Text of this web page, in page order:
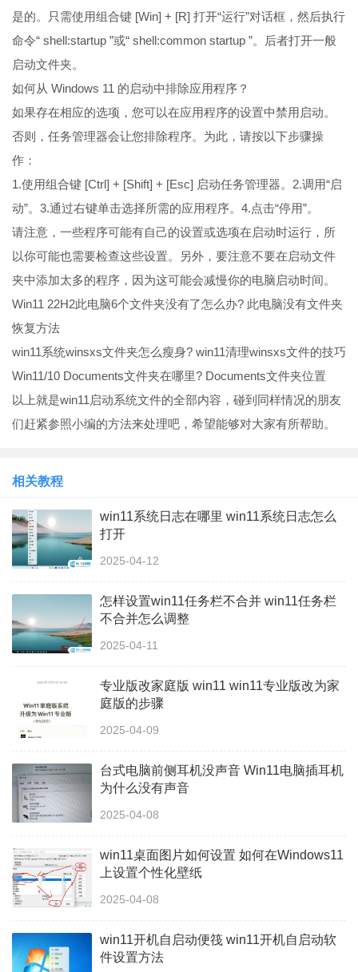
是的。只需使用组合键 [Win] + [R] 打开“运行”对话框，然后执行
命令“ shell:startup ”或“ shell:common startup ”。后者打开一般
启动文件夹。
如何从 Windows 11 的启动中排除应用程序？
如果存在相应的选项，您可以在应用程序的设置中禁用启动。
否则，任务管理器会让您排除程序。为此，请按以下步骤操
作：
1.使用组合键 [Ctrl] + [Shift] + [Esc] 启动任务管理器。2.调用“启
动”。3.通过右键单击选择所需的应用程序。4.点击“停用”。
请注意，一些程序可能有自己的设置或选项在启动时运行，所
以你可能也需要检查这些设置。另外，要注意不要在启动文件
夹中添加太多的程序，因为这可能会减慢你的电脑启动时间。
Win11 22H2此电脑6个文件夹没有了怎么办? 此电脑没有文件夹
恢复方法
win11系统winsxs文件夹怎么瘦身? win11清理winsxs文件的技巧
Win11/10 Documents文件夹在哪里? Documents文件夹位置
以上就是win11启动系统文件的全部内容，碰到同样情况的朋友
们赶紧参照小编的方法来处理吧，希望能够对大家有所帮助。
相关教程
win11系统日志在哪里 win11系统日志怎么
打开
2025-04-12
怎样设置win11任务栏不合并 win11任务栏
不合并怎么调整
2025-04-11
专业版改家庭版 win11 win11专业版改为家
庭版的步骤
2025-04-09
台式电脑前侧耳机没声音 Win11电脑插耳机
为什么没有声音
2025-04-08
win11桌面图片如何设置 如何在Windows11
上设置个性化壁纸
2025-04-08
win11开机自启动便筏 win11开机自启动软
件设置方法